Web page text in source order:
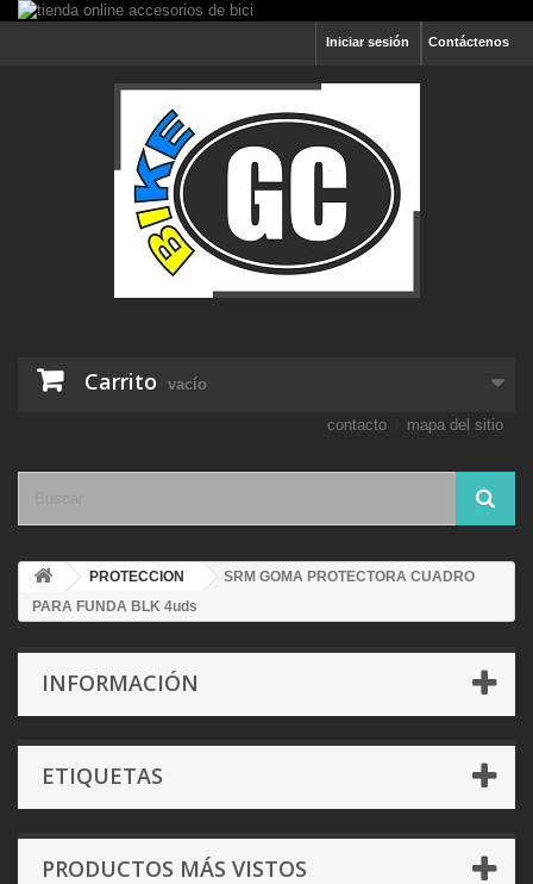
Contáctenos
Iniciar sesión
Carrito vacío
contacto mapa del sitio
PROTECCION
SRM GOMA PROTECTORA CUADRO
PARA FUNDA BLK 4uds
INFORMACIÓN
ETIQUETAS
PRODUCTOS MÁS VISTOS